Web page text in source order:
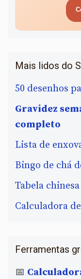
Mais lidos do
50 desenhos
Gravidez
completo
Lista de
Bingo de chá
Tabela
Calculadora
Ferramentas
📅